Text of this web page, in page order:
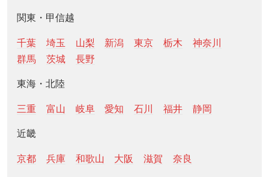
関東・甲信越
千葉 埼玉 山梨 新潟 東京 栃木
神奈川
群馬
茨城 長野
東海・北陸
三重 富山 岐阜 愛知 石川 福井 静岡
近畿
京都 兵庫 和歌山 大阪 滋賀 奈良